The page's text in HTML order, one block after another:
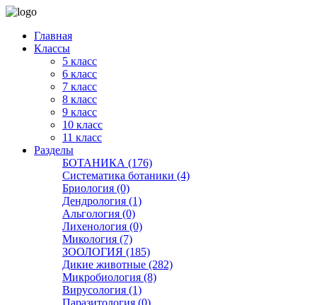
Главная
Классы
5 класс
6 класс
7 класс
8 класс
9 класс
10 класс
11 класс
Разделы
БОТАНИКА (176)
Систематика ботаники (4)
Бриология (0)
Дендрология (1)
Альгология (0)
Лихенология (0)
Микология (7)
ЗООЛОГИЯ (185)
Дикие животные (282)
Микробиология (8)
Вирусология (1)
Паразитология (0)